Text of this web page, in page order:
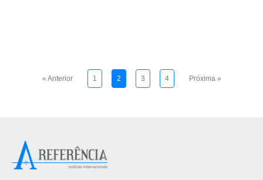
« Anterior 1 2 3 4 Próxima »